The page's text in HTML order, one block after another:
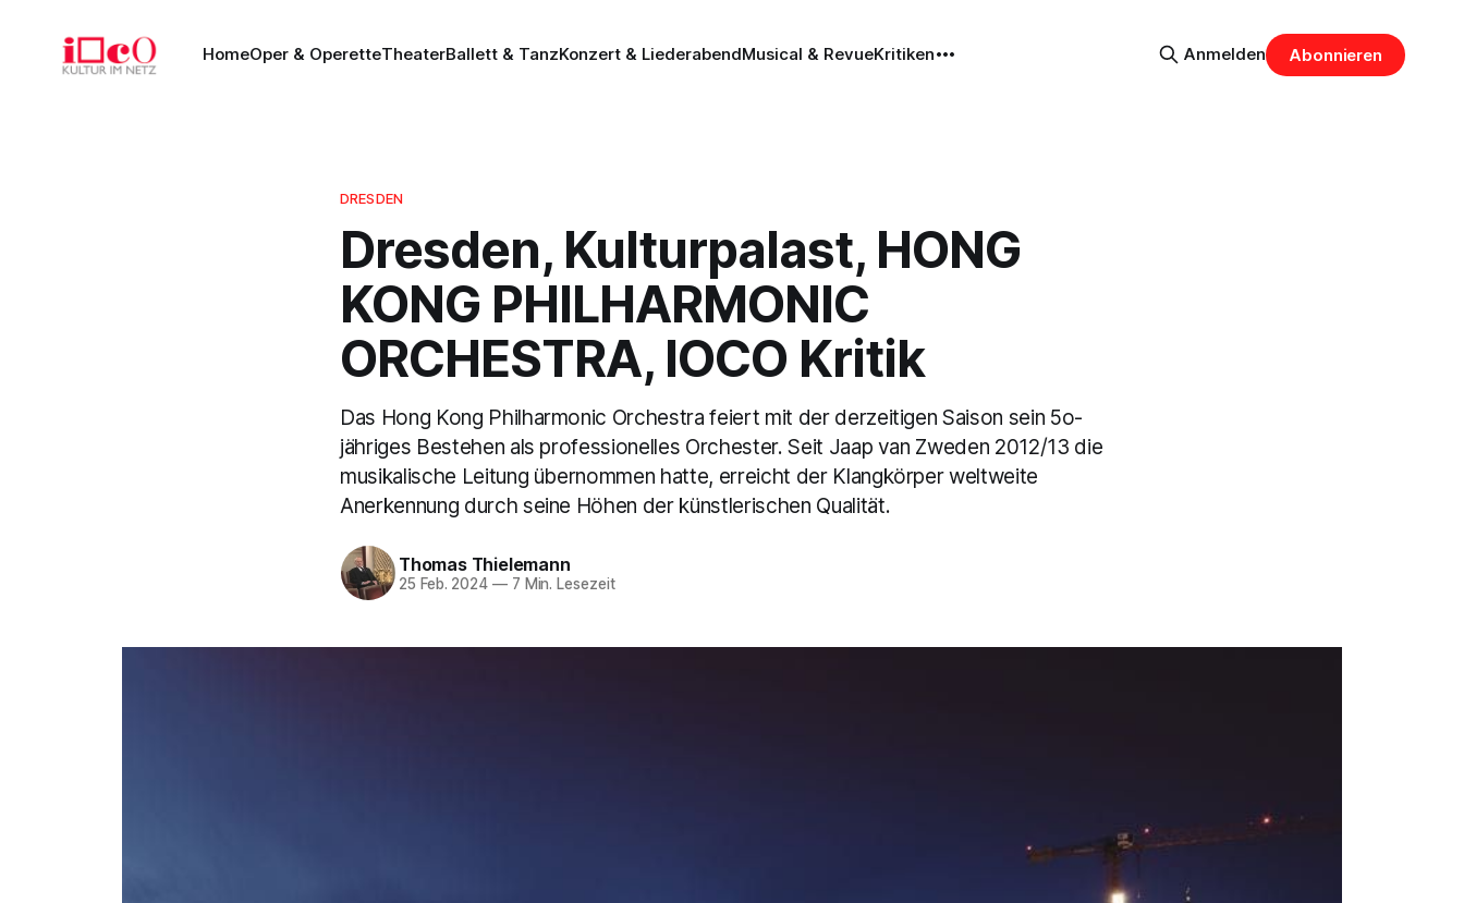
HomeOper & OperetteTheaterBallett & TanzKonzert & LiederabendMusical & RevueKritiken Anmelden Abonnieren
DRESDEN
Dresden, Kulturpalast, HONG
KONG PHILHARMONIC
ORCHESTRA, IOCO Kritik
Das Hong Kong Philharmonic Orchestra feiert mit der derzeitigen Saison sein 5o-
jähriges Bestehen als professionelles Orchester. Seit Jaap van Zweden 2012/13 die
musikalische Leitung übernommen hatte, erreicht der Klangkörper weltweite
Anerkennung durch seine Höhen der künstlerischen Qualität.
Thomas Thielemann
25 Feb. 2024 —7 Min. Lesezeit